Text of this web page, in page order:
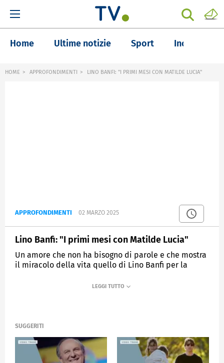
Home Ultime notizie Sport Inchieste
HOME APPROFONDIMENTI LINO BANFI: "I PRIMI MESI CON MATILDE LUCIA"
APPROFONDIMENTI 02 MARZO 2025
Lino Banfi: "I primi mesi con Matilde Lucia"
Un amore che non ha bisogno di parole e che mostra
il miracolo della vita quello di Lino Banfi per la
SUGGERITI